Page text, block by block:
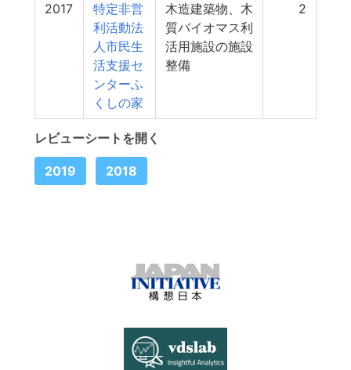
2017
特定非営
利活動法
人市民生
活支援セ
ンターふ
くしの家
木造建築物、木
質バイオマス利
活用施設の施設
整備
2
レビューシートを開く
2019 2018